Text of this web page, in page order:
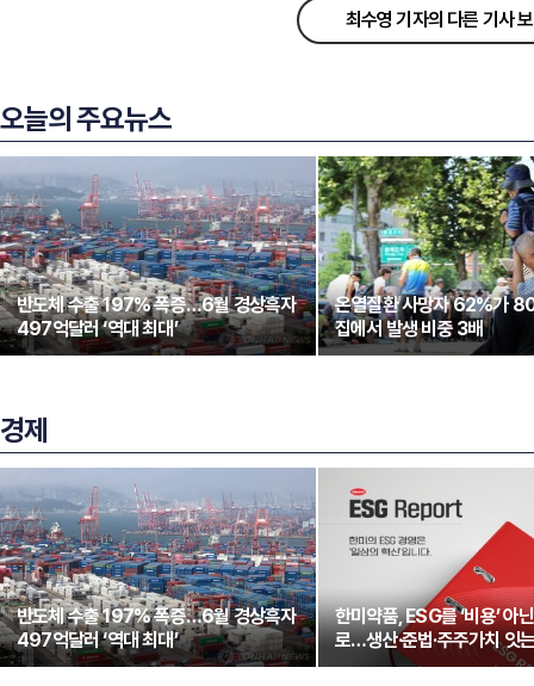
최수영 기자의 다른 기사
오늘의 주요뉴스
반도체 수출 197% 폭증…6월 경상흑자
497억달러 ‘역대 최대’
온열질환 사망자 62%가
집에서 발생 비중 3배
경제
반도체 수출 197% 폭증…6월 경상흑자
497억달러 ‘역대 최대’
한미약품, ESG를 ‘비용’ 아
로…생산·준법·주주가치 잇